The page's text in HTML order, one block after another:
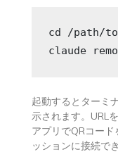
cd /path/
claude
起動するとターミ
示されます。URL
アプリでQRコー
ッションに接続で